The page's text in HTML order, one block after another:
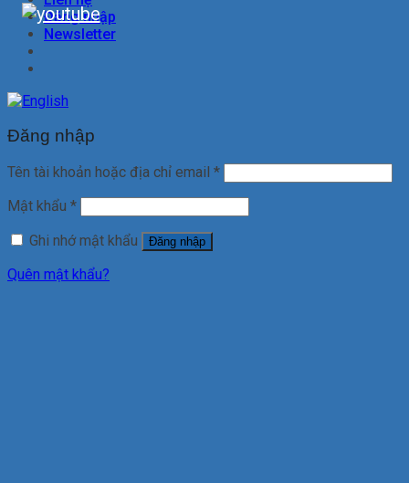
Đăng nhập
Newsletter
Đăng nhập
Tên tài khoản hoặc địa chỉ email *
Mật khẩu *
Ghi nhớ mật khẩu
Đăng nhập
Quên mật khẩu?